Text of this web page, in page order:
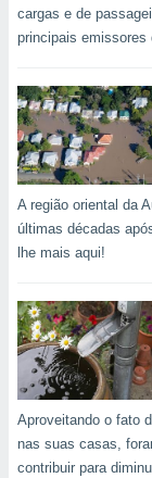
cargas e de
principais emissores
A região oriental da
últimas décadas
lhe mais aqui!
Aproveitando o fato
nas suas casas,
contribuir para